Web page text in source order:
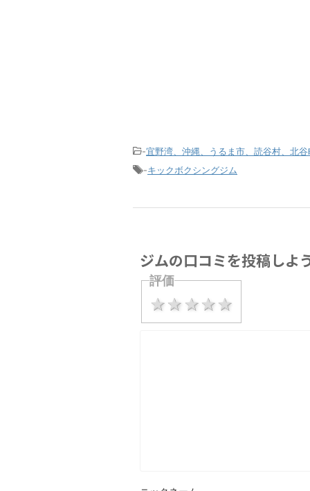
-宜野湾、沖縄、うるま市、読谷村、北
-キックボクシングジム
ジムの口コミを投稿しよ
評価
4 stars
3 stars
2 stars
1 star